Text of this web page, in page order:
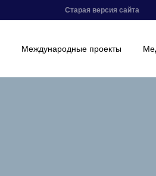
Старая версия сайта
Международные проекты